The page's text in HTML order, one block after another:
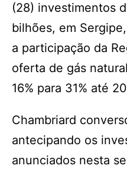
(28) investimentos
bilhões, em
a participação da
oferta de gás
16% para 31% até
Chambriard
antecipando os
anunciados nesta